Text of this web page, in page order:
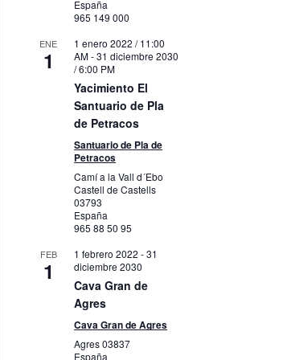
España
965 149 000
ENE
1
1 enero 2022 / 11:00
AM-31 diciembre 2030
/ 6:00 PM
Yacimiento El
Santuario de Pla
de Petracos
Santuario de Pla de
Petracos
Camí a la Vall d´Ebo
Castell de Castells
03793
España
965 88 50 95
FEB
1
1 febrero 2022 -31
diciembre 2030
Cava Gran de
Agres
Cava Gran de Agres
Agres03837
España